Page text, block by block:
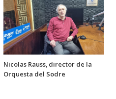
Nicolas Rauss, director de la
Orquesta del Sodre